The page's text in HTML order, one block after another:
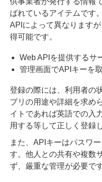
ばれているアイテムです
APIによって異なります
得可能です。
Web APIを提供するサ
管理画面でAPIキーを
登録の際には、利用者の
プリの用途や詳細を求め
イトであれば英語での入
用する等して正しく登録
また、APIキーはパスワ
す。他人との共有や複数
ず、厳重な管理が必要です